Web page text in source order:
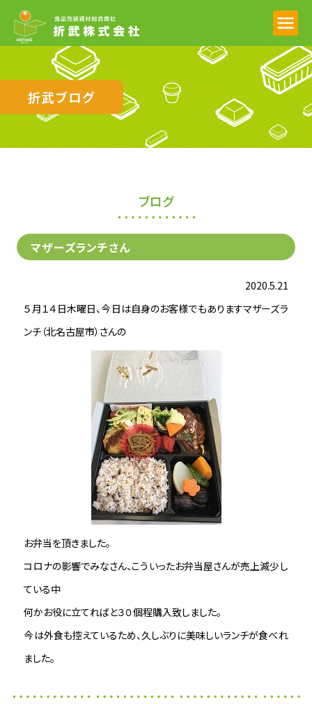
折武ブログ
ブログ
マザーズランチさん
2020.5.21
５月１４日木曜日、今日は自身のお客様でもありますマザーズラ
ンチ（北名古屋市）さんの
お弁当を頂きました。
コロナの影響でみなさん、こういったお弁当屋さんが売上減少し
ている中
何かお役に立てればと３０個程購入致しました。
今は外食も控えているため、久しぶりに美味しいランチが食べれ
ました。